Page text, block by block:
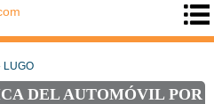
LUGO
DEL AUTOMÓVIL POR